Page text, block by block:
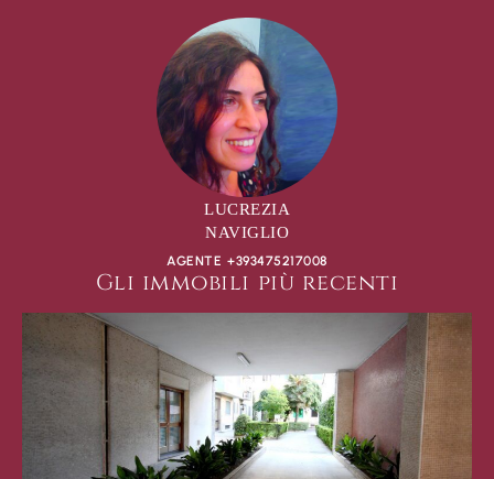
LUCREZIA
NAVIGLIO
AGENTE +393475217008
Gli immobili più recenti